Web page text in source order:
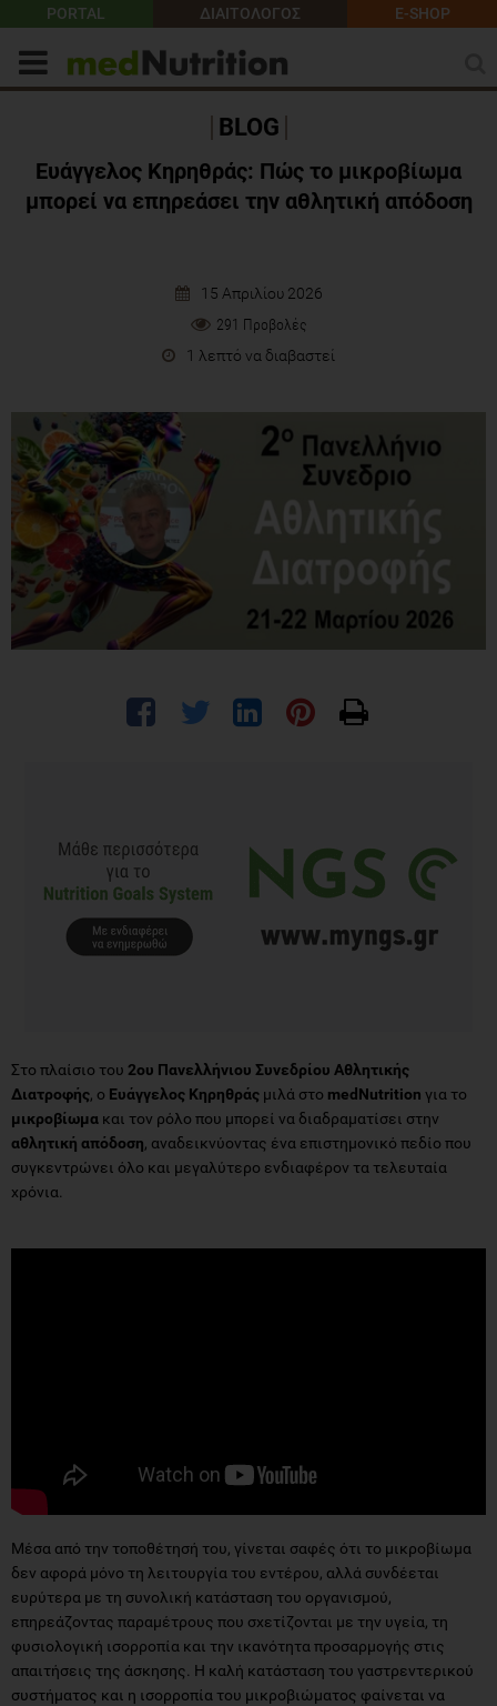
PORTAL ΔΙΑΙΤΟΛΟΓΟΣ E-SHOP
BLOG
Ευάγγελος Κηρηθράς: Πώς το μικροβίωμα
μπορεί να επηρεάσει την αθλητική απόδοση
15 Απριλίου 2026
291 Προβολές
1 λεπτό να διαβαστεί
Στο πλαίσιο του 2ου Πανελλήνιου Συνεδρίου Αθλητικής
Διατροφής, ο Ευάγγελος Κηρηθράς μιλά στο medNutrition για το
μικροβίωμα και τον ρόλο που μπορεί να διαδραματίσει στην
αθλητική απόδοση, αναδεικνύοντας ένα επιστημονικό πεδίο που
συγκεντρώνει όλο και μεγαλύτερο ενδιαφέρον τα τελευταία
χρόνια.
Μέσα από την τοποθέτησή του, γίνεται σαφές ότι το μικροβίωμα
δεν αφορά μόνο τη λειτουργία του εντέρου, αλλά συνδέεται
ευρύτερα με τη συνολική κατάσταση του οργανισμού,
επηρεάζοντας παραμέτρους που σχετίζονται με την υγεία, τη
φυσιολογική ισορροπία και την ικανότητα προσαρμογής στις
απαιτήσεις της άσκησης. Η καλή κατάσταση του γαστρεντερικού
συστήματος και η ισορροπία του μικροβιώματος φαίνεται να